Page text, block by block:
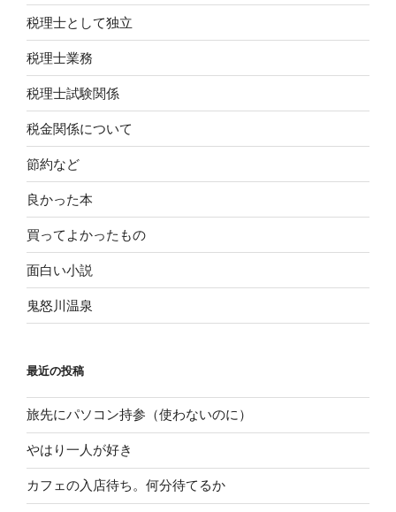
税理士として独立
税理士業務
税理士試験関係
税金関係について
節約など
良かった本
買ってよかったもの
面白い小説
鬼怒川温泉
最近の投稿
旅先にパソコン持参（使わないのに）
やはり一人が好き
カフェの入店待ち。何分待てるか